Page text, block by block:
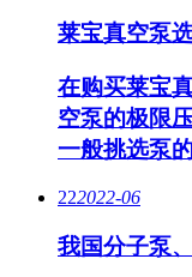
莱宝真空泵
在购买莱宝
空泵的极限
一般挑选泵
222022-06
我国分子泵